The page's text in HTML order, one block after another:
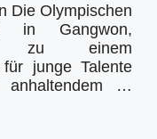
Die Olympischen
in Gangwon,
zu einem
für junge Talente
…